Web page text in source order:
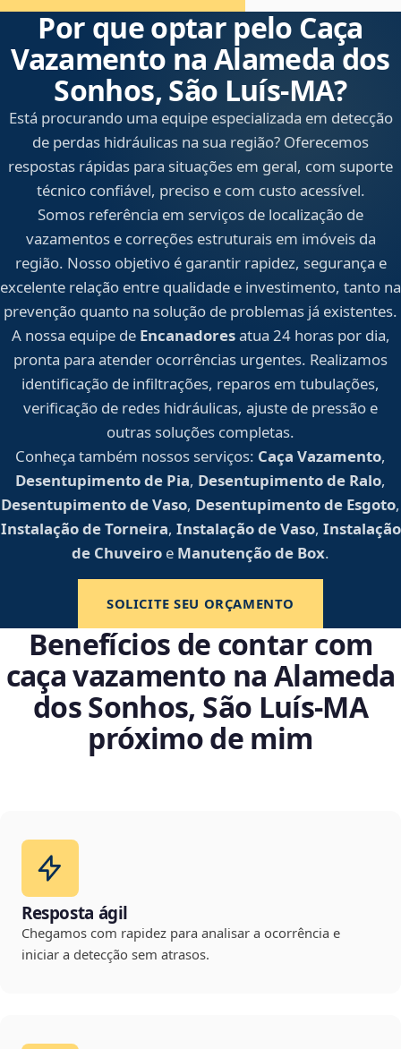
Por que optar pelo Caça
Vazamento na Alameda dos
Sonhos, São Luís‑MA?
Está procurando uma equipe especializada em detecção
de perdas hidráulicas na sua região? Oferecemos
respostas rápidas para situações em geral, com suporte
técnico confiável, preciso e com custo acessível.
Somos referência em serviços de localização de
vazamentos e correções estruturais em imóveis da
região. Nosso objetivo é garantir rapidez, segurança e
excelente relação entre qualidade e investimento, tanto na
prevenção quanto na solução de problemas já existentes.
A nossa equipe de Encanadoresatua 24 horas por dia,
pronta para atender ocorrências urgentes. Realizamos
identificação de infiltrações, reparos em tubulações,
verificação de redes hidráulicas, ajuste de pressão e
outras soluções completas.
Conheça também nossos serviços: Caça Vazamento,
Desentupimento de Pia, Desentupimento de Ralo,
Desentupimento de Vaso, Desentupimento de Esgoto,
Instalação de Torneira, Instalação de Vaso, Instalação
de Chuveiro e Manutenção de Box.
SOLICITE SEU ORÇAMENTO
Benefícios de contar com
caça vazamento na Alameda
dos Sonhos, São Luís‑MA
próximo de mim
Resposta ágil
Chegamos com rapidez para analisar a ocorrência e
iniciar a detecção sem atrasos.